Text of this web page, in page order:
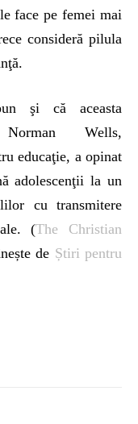
face pe femei mai
consideră pilula
şi că aceasta
Norman Wells,
educaţie, a opinat
adolescenţii la un
cu transmitere
(The Christian
de Știri pentru